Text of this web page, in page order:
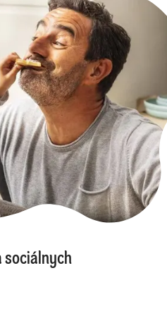
sociálnych